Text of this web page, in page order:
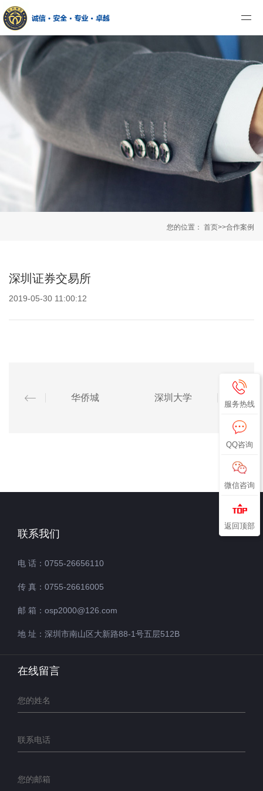
您的位置： 首页>>合作案例
深圳证券交易所
2019-05-30 11:00:12
华侨城 深圳大学
联系我们
电 话：0755-26656110
传 真：0755-26616005
邮 箱：osp2000@126.com
地 址：深圳市南山区大新路88-1号五层512B
在线留言
服务热线
QQ咨询
微信咨询
返回顶部